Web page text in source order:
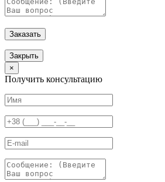
Заказать
Закрыть
×
Получить консультацию